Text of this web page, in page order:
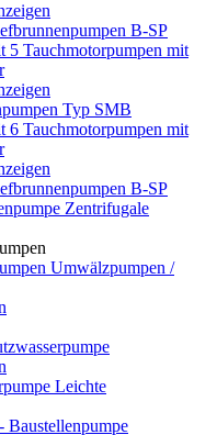
B-SP
Tauchmotorpumpen mit
Typ SMB
Tauchmotorpumpen mit
B-SP
Zentrifugale
Umwälzpumpen /
Leichte